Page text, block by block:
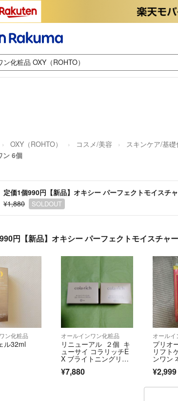
OXY（ROHTO） コスメ/美容 スキンケア/基礎
ン 6個
定価1個990円【新品】オキシー パーフェクトモイスチ
¥1,880
SOLDOUT
990円【新品】オキシー パーフェクトモイスチャ
ン化粧品
ル32ml
オールインワン化粧品
リニューアル ２個 キ
ューサイ コラリッチE
X ブライトニングリフ
トジェル５５ｇ
¥7,880
オールイ
プリオ
リフト
ンワン
¥2,999